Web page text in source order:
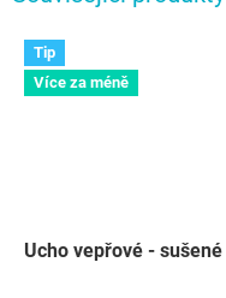
Tip
Více za méně
Ucho vepřové - sušené